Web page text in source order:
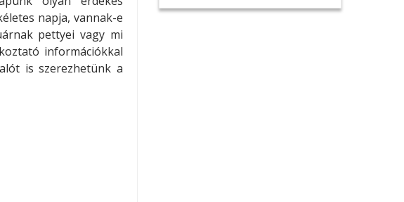
napja, vannak-e
pettyei vagy mi
információkkal
is szerezhetünk a